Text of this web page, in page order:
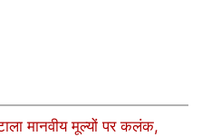
मानवीय मूल्यों पर कलंक,